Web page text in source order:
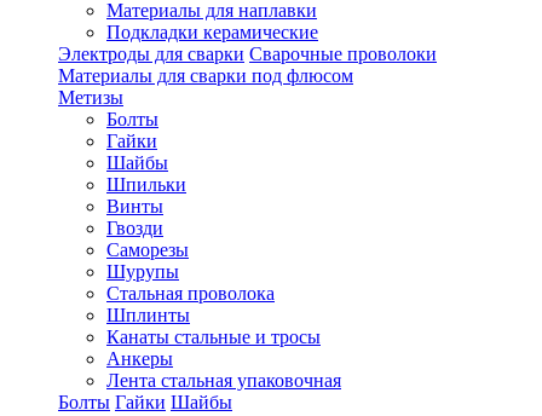
Материалы для наплавки
Подкладки керамические
Электроды для сварки Сварочные проволоки
Материалы для сварки под флюсом
Метизы
Болты
Гайки
Шайбы
Шпильки
Винты
Гвозди
Саморезы
Шурупы
Стальная проволока
Шплинты
Канаты стальные и тросы
Анкеры
Лента стальная упаковочная
Болты Гайки Шайбы